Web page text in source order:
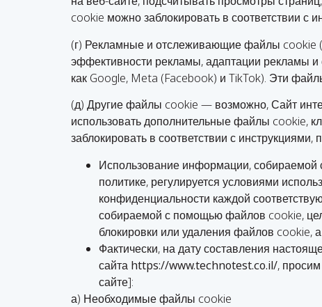
cookie можно заблокировать в соответствии с
(г) Рекламные и отслеживающие файлы cookie
эффективности рекламы, адаптации рекламы и
как Google, Meta (Facebook) и TikTok). Эти
(д) Другие файлы cookie — возможно, Сайт
использовать дополнительные файлы cookie,
заблокировать в соответствии с
Использование информации, собираемой
политике, регулируется условиями
конфиденциальности каждой
собираемой с помощью файлов cookie,
блокировки или удаления файлов cookie,
Фактически, на дату составления
сайта https://www.technotest.co.il/,
сайте]:
а) Необходимые файлы cookie